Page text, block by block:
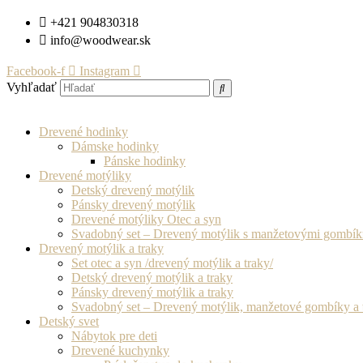
Preskočiť+421 904830318
info@woodwear.sk
Facebook-f
Instagram
Vyhľadať
Drevené hodinky
Dámske hodinky
Pánske hodinky
Drevené motýliky
Detský drevený motýlik
Pánsky drevený motýlik
Drevené motýliky Otec a syn
Svadobný set – Drevený motýlik s manžetovými
Drevený motýlik a traky
Set otec a syn /drevený motýlik a traky/
Detský drevený motýlik a traky
Pánsky drevený motýlik a traky
Svadobný set – Drevený motýlik, manžetové gombíky a
Detský svet
Nábytok pre deti
Drevené kuchynky